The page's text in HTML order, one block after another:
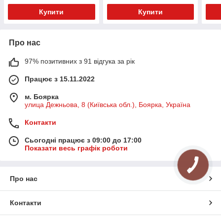
Купити Купити
Про нас
97% позитивних з 91 відгука за рік
Працює з 15.11.2022
м. Боярка
улица Дежньова, 8 (Київська обл.), Боярка, Україна
Контакти
Сьогодні працює з 09:00 до 17:00
Показати весь графік роботи
Про нас
Контакти